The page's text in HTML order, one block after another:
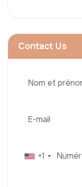
Contact Us
+1